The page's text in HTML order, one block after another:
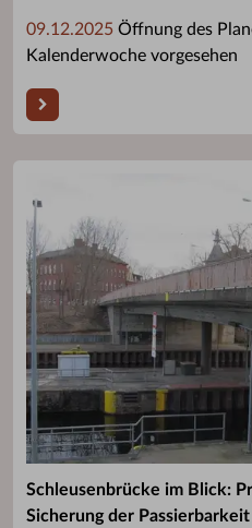
09.12.2025 Öffnung des
Kalenderwoche vorgesehen
Schleusenbrücke im Blick:
Sicherung der Passierbarkeit